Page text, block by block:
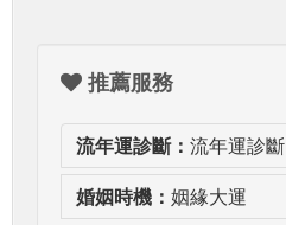
推薦服務
流年運診斷： 流年運診斷
婚姻時機： 姻緣大運